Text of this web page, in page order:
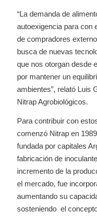
“La demanda de
autoexigencia para con
de compradores
busca de nuevas
que nos otorgan desde
por mantener un
ambientes”, relató Luis
Nitrap Agrobiológicos.
Para contribuir con
comenzó Nitrap en
fundada por capitales
fabricación de
incremento de la
el mercado, fue
aumentando su
sosteniendo el